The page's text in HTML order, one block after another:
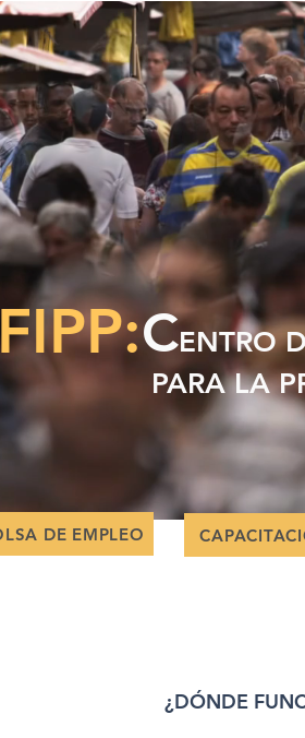
PARA LA
CENTRO
DE EMPLEO
¿DÓNDE